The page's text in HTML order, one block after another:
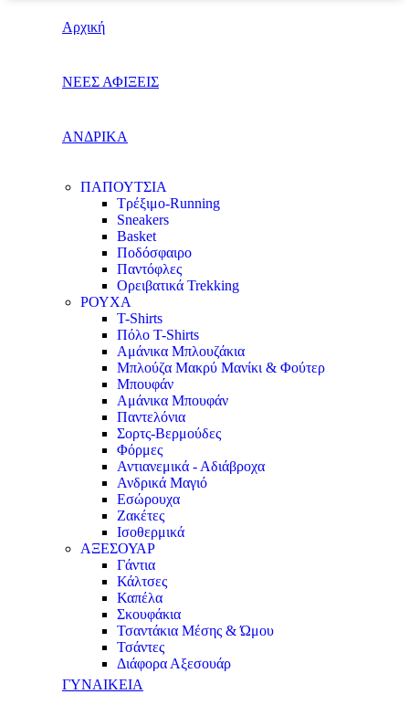
Αρχική
ΝΕΕΣ ΑΦΙΞΕΙΣ
AΝΔΡΙΚΑ
ΠΑΠΟΥΤΣΙΑ
Τρέξιμο-Running
Sneakers
Basket
Ποδόσφαιρο
Παντόφλες
Ορειβατικά Trekking
ΡΟΥΧΑ
T-Shirts
Πόλο T-Shirts
Αμάνικα Μπλουζάκια
Μπλούζα Μακρύ Μανίκι & Φούτερ
Μπουφάν
Αμάνικα Μπουφάν
Παντελόνια
Σορτς-Βερμούδες
Φόρμες
Αντιανεμικά - Αδιάβροχα
Ανδρικά Μαγιό
Εσώρουχα
Ζακέτες
Ισοθερμικά
ΑΞΕΣΟΥΑΡ
Γάντια
Κάλτσες
Καπέλα
Σκουφάκια
Τσαντάκια Μέσης & Ώμου
Τσάντες
Διάφορα Αξεσουάρ
ΓΥΝΑΙΚΕΙΑ